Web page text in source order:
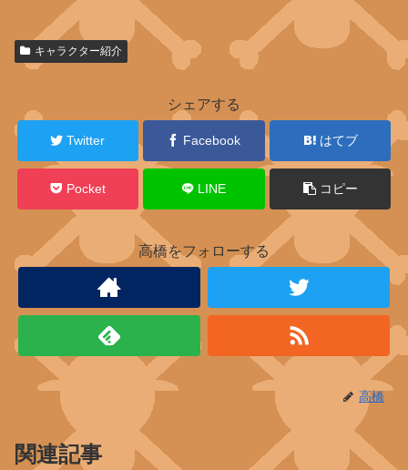
関
連
キ
ラ
ー
カ
リ
ー
団
カ
リ
キャラクター紹介
シェアする
Twitter Facebook はてブ
Pocket LINE コピー
高橋をフォローする
高橋
関連記事